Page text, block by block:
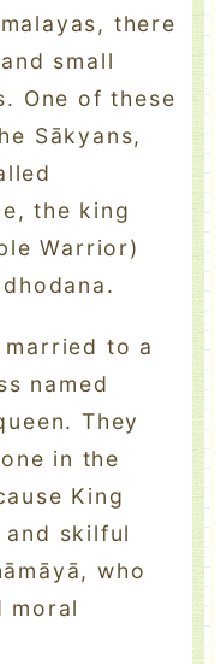
there
small
One of these
Sākyans,
the king
Warrior)
married to a
named
They
in the
King
and skilful
who
moral